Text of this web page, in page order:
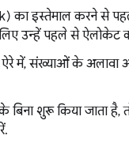
का इस्तेमाल करने से
उन्हें पहले से ऐलोकेट
में, संख्याओं के अलावा
बिना शुरू किया जाता है,